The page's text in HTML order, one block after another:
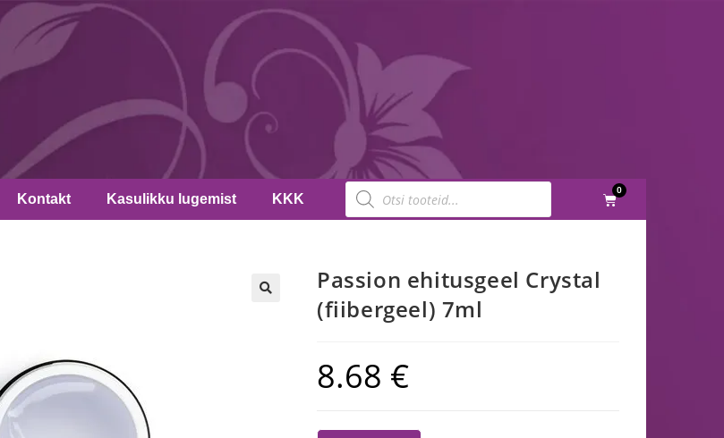
Kontakt Kasulikku lugemist KKK
0
Passion ehitusgeel Crystal
(fiibergeel) 7ml
8.68 €